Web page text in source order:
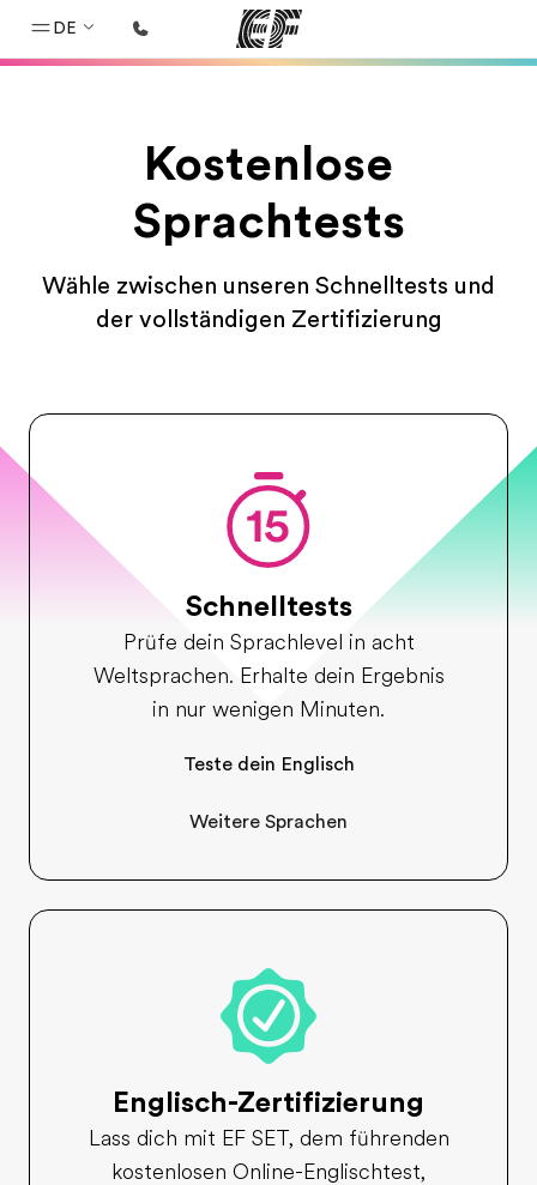
DE
Alle Programme ansehen
Büros
Büros in der Nähe
Wer wir sind
Karriere
Teil des Teams werden
Kostenlose
Sprachtests
Wähle zwischen unseren Schnelltests und
der vollständigen Zertifizierung
Schnelltests
Prüfe dein Sprachlevel in acht
Weltsprachen. Erhalte dein Ergebnis
in nur wenigen Minuten.
Teste dein Englisch
Weitere Sprachen
Englisch-Zertifizierung
Lass dich mit EF SET, dem führenden
kostenlosen Online-Englischtest,